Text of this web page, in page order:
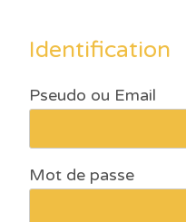
Identification
Pseudo ou Email
Mot de passe